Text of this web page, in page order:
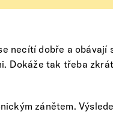
necítí dobře a obávají
Dokáže tak třeba
zánětem.